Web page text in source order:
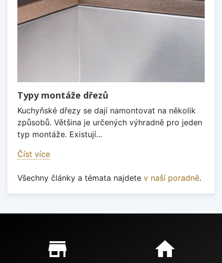
Typy montáže dřezů
Kuchyňské dřezy se dají namontovat na několik
způsobů. Většina je určených výhradně pro jeden
typ montáže. Existují...
Číst více
Všechny články a témata najdete v naší poradně.
Proč nakupovat u nás?
store_mall_directory home